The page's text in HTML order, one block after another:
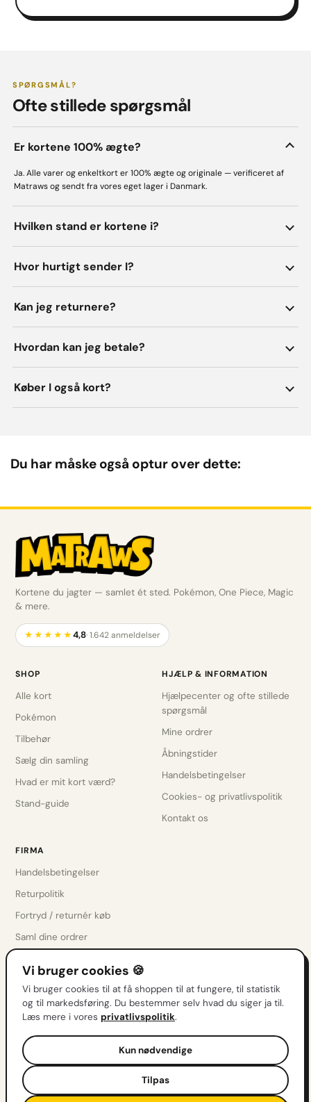
SPØRGSMÅL?
Ofte stillede spørgsmål
Er kortene 100% ægte?
Ja. Alle varer og enkeltkort er 100% ægte og originale — verificeret af
Matraws og sendt fra vores eget lager i Danmark.
Hvilken stand er kortene i?
Hvor hurtigt sender I?
Kan jeg returnere?
Hvordan kan jeg betale?
Køber I også kort?
Du har måske også optur over dette:
Kortene du jagter — samlet ét sted. Pokémon, One Piece, Magic
& mere.
★★★★★4,8· 1.642 anmeldelser
SHOP
Alle kort
Pokémon
Tilbehør
Sælg din samling
Hvad er mit kort værd?
Stand-guide
HJÆLP & INFORMATION
Hjælpecenter og ofte stillede
spørgsmål
Mine ordrer
Åbningstider
Handelsbetingelser
Cookies- og privatlivspolitik
Kontakt os
FIRMA
Handelsbetingelser
Returpolitik
Fortryd / returnér køb
Saml dine ordrer
Cookieindstillinger
Kontakt os
Få drops før alle andre
Nye sæt, restocks & tilbud direkte i indbakken.
Tilmeld
Vi bruger cookies 🍪
Vi bruger cookies til at få shoppen til at fungere, til statistik
og til markedsføring. Du bestemmer selv hvad du siger ja til.
Læs mere i vores privatlivspolitik.
Kun nødvendige
Tilpas